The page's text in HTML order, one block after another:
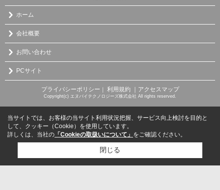
ホーム
会社概要
お問い合わせ
PCサイト
プライバシーポリシー ｜ 利用規約 ｜アクセスマップ
Copyright(c) エヌバイテクノロジーズ株式会社 All rights reserved.
当サイトでは、お客様の当サイト利用状況把握、サービス向上検討を目的と
して、クッキー（Cookie）を使用しています。
詳しくは、当社の 「Cookieの取扱いについて」 をご確認ください。
閉じる